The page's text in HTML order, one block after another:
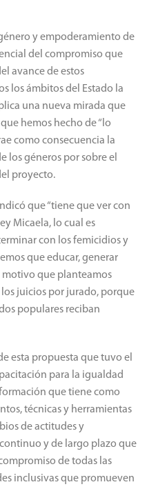
y empoderamiento de
del compromiso que
avance de estos
los ámbitos del Estado la
una nueva mirada que
hemos hecho de “lo
como consecuencia la
los géneros por sobre el
proyecto.
que “tiene que ver con
Micaela, lo cual es
con los femicidios y
que educar, generar
motivo que planteamos
juicios por jurado, porque
populares reciban
esta propuesta que tuvo el
para la igualdad
que tiene como
técnicas y herramientas
de actitudes y
y de largo plazo que
de todas las
inclusivas que promueven